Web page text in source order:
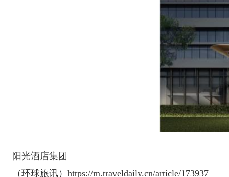
阳光酒店集团
（环球旅讯）https://m.traveldaily.cn/article/173937